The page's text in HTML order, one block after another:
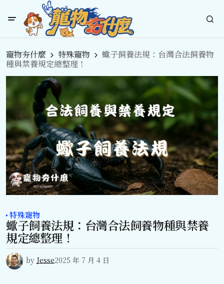
寵物夯什麼 特殊寵物
蠍子飼養法規：台灣合法飼養物
種與禁養規定總整理！
特殊寵物
蠍子飼養法規：台灣合法飼養物種與禁養
規定總整理！
by Jesse2025 年 7 月 4 日